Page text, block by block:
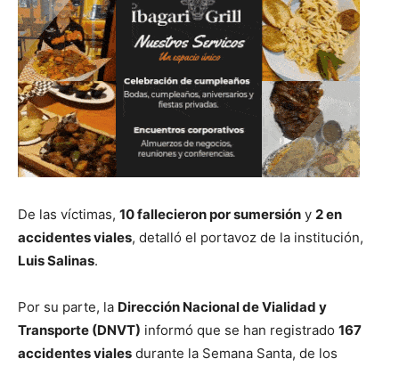
De las víctimas, 10 fallecieron por sumersión y 2 en
accidentes viales, detalló el portavoz de la institución,
Luis Salinas.
Por su parte, la Dirección Nacional de Vialidad y
Transporte (DNVT) informó que se han registrado 167
accidentes viales durante la Semana Santa, de los